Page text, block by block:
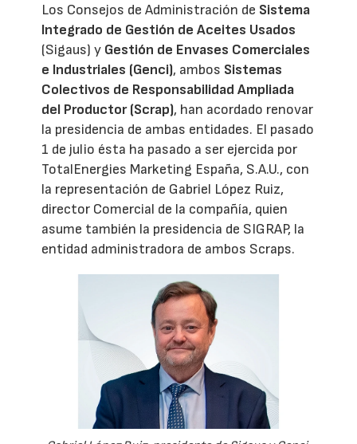
Los Consejos de Administración de Sistema
Integrado de Gestión de Aceites Usados
(Sigaus) y Gestión de Envases Comerciales
e Industriales (Genci), ambos Sistemas
Colectivos de Responsabilidad Ampliada
del Productor (Scrap), han acordado renovar
la presidencia de ambas entidades. El pasado
1 de julio ésta ha pasado a ser ejercida por
TotalEnergies Marketing España, S.A.U., con
la representación de Gabriel López Ruiz,
director Comercial de la compañía, quien
asume también la presidencia de SIGRAP, la
entidad administradora de ambos Scraps.